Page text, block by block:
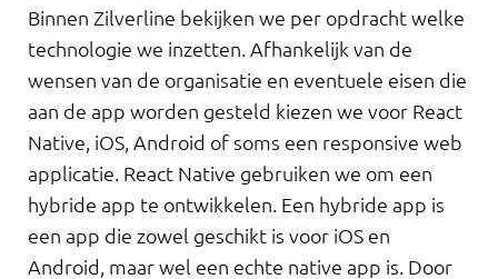
Binnen Zilverline bekijken we per opdracht welke
technologie we inzetten. Afhankelijk van de
wensen van de organisatie en eventuele eisen die
aan de app worden gesteld kiezen we voor React
Native, iOS, Android of soms een responsive web
applicatie. React Native gebruiken we om een
hybride app te ontwikkelen. Een hybride app is
een app die zowel geschikt is voor iOS en
Android, maar wel een echte native app is. Door